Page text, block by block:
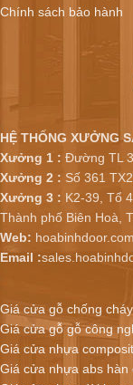
Chính sách bảo hành
HỆ THỐNG XƯỞNG
Xưởng 1 : Đường TL
Xưởng 2 : Số 361
Xưởng 3 : K2-39, Tổ
Thành phố Biên Hoà,
Web: hoabinhdoor.com
Email :
Giá cửa gỗ chống cháy
Giá cửa gỗ gỗ công
Giá cửa nhựa
Giá cửa nhựa abs hàn